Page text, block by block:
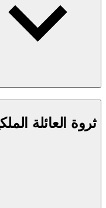
ثروة العائلة